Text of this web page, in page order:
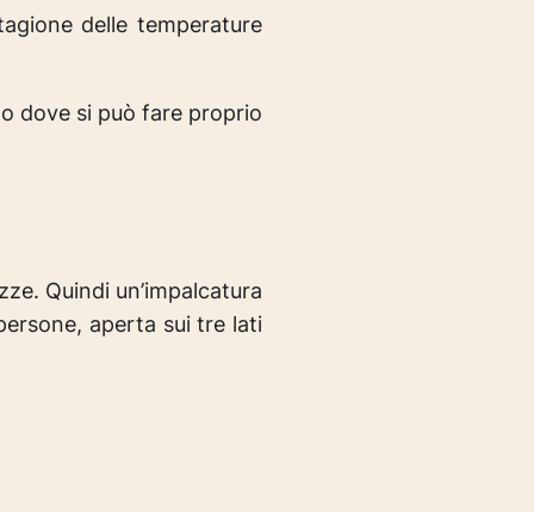
delle temperature
dove si può fare proprio
Quindi un’impalcatura
aperta sui tre lati